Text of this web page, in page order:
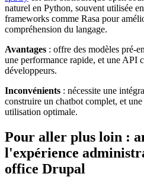
naturel en Python, souvent utilisée
frameworks comme Rasa pour
compréhension du langage.
Avantages : offre des modèles pré-
une performance rapide, et une API
développeurs.
Inconvénients : nécessite une
construire un chatbot complet, et
utilisation optimale.
Pour aller plus loin :
l'expérience
office Drupal